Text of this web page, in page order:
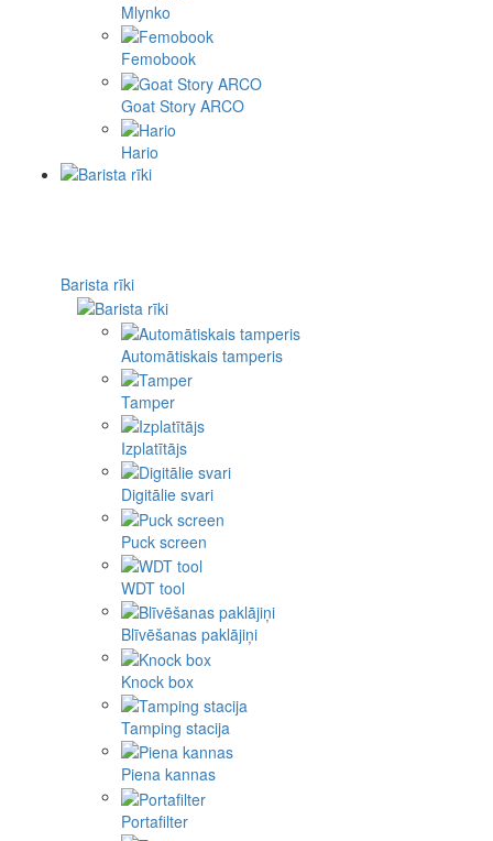
Mlynko
Femobook
Goat Story ARCO
Hario
Barista rīki
Automātiskais tamperis
Tamper
Izplatītājs
Digitālie svari
Puck screen
WDT tool
Blīvēšanas paklājiņi
Knock box
Tamping stacija
Piena kannas
Portafilter